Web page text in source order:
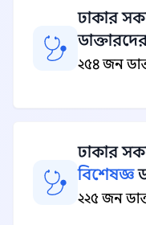
ঢাকার
২৫৪ জন
ঢাকার
বিশেষজ্ঞ
২২৫ জন